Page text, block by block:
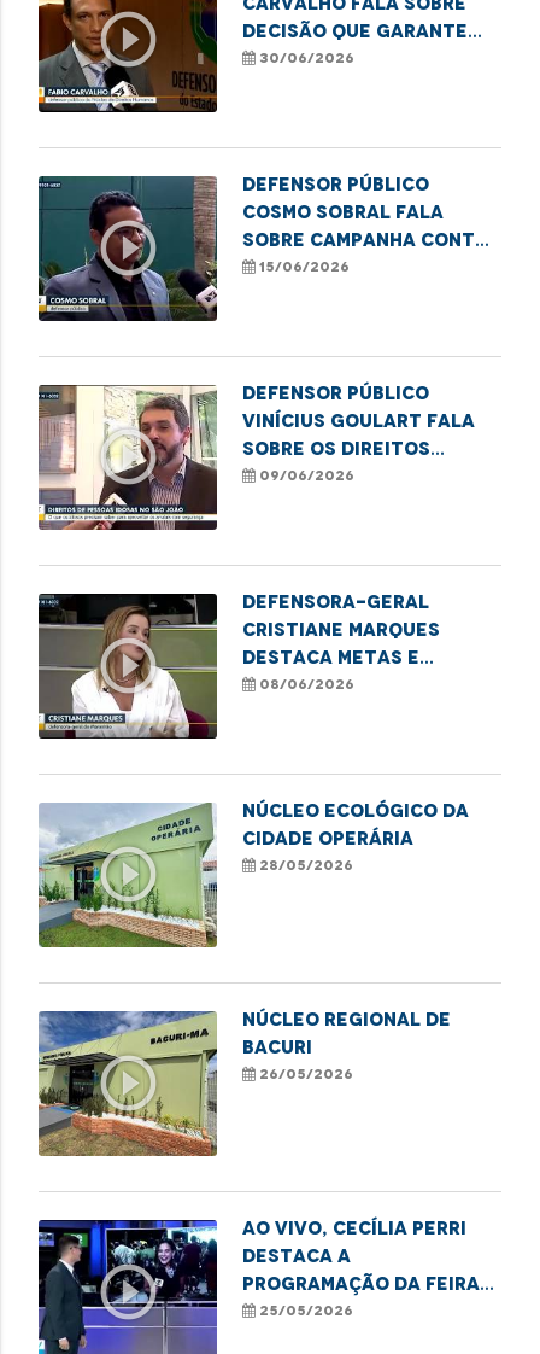
play_circle_outline
decisão que garante
gênero neutro em
30/06/2026
play_circle_outline
Defensor público
Cosmo Sobral fala
sobre campanha contra
violência financeira a
15/06/2026
play_circle_outline
Defensor público
Vinícius Goulart fala
sobre os direitos
assegurados às
09/06/2026
play_circle_outline
Defensora-geral
Cristiane Marques
destaca metas e
perspectivas da nova
08/06/2026
play_circle_outline
NÚCLEO ECOLÓGICO DA
CIDADE OPERÁRIA
28/05/2026
play_circle_outline
NÚCLEO REGIONAL DE
BACURI
26/05/2026
play_circle_outline
Ao vivo, Cecília Perri
destaca a
programação da Feira
Cultural MARADEFS
25/05/2026